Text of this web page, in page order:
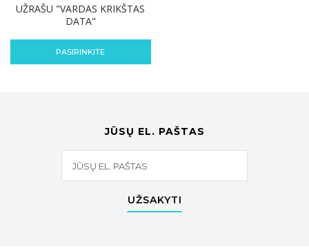
UŽRAŠU "VARDAS KRIKŠTAS
DATA"
PASIRINKITE
JŪSŲ EL. PAŠTAS
UŽSAKYTI